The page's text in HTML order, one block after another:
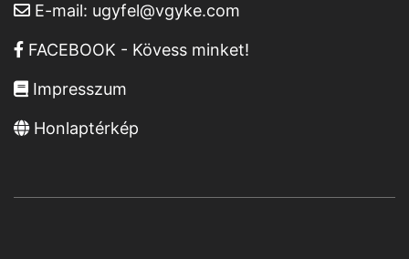
E-mail: ugyfel@vgyke.com
FACEBOOK - Kövess minket!
Impresszum
Honlaptérkép